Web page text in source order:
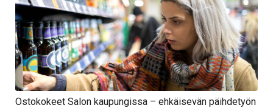
Ostokokeet Salon kaupungissa – ehkäisevän päihdetyön